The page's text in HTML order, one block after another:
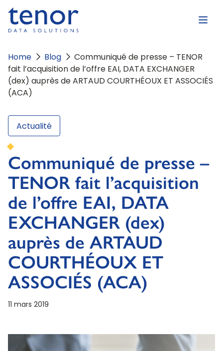
Home Blog
Communiqué de presse – TENOR
fait l’acquisition de l’offre EAI, DATA EXCHANGER
(dex) auprès de ARTAUD COURTHÉOUX ET ASSOCIÉS
(ACA)
Actualité
Communiqué de presse –
TENOR fait l’acquisition
de l’offre EAI, DATA
EXCHANGER (dex)
auprès de ARTAUD
COURTHÉOUX ET
ASSOCIÉS (ACA)
11 mars 2019